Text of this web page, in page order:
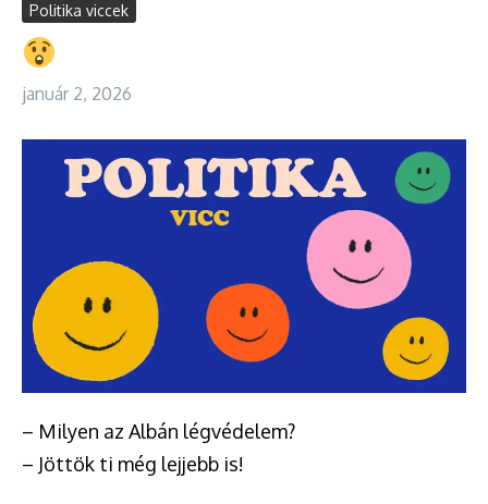
Politika viccek
január 2, 2026
– Milyen az Albán légvédelem?
– Jöttök ti még lejjebb is!